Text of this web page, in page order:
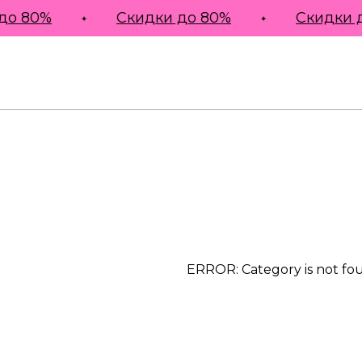
80% Скидки до 80% Скидки
ERROR: Category is not